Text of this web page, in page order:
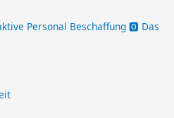
Personal Beschaffung 🅾️ Das